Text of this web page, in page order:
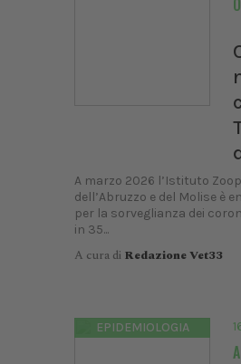
A marzo 2026 l’Istituto
dell’Abruzzo e del Molise è
per la sorveglianza dei
in 35...
A cura di Redazione Vet33
EPIDEMIOLOGIA